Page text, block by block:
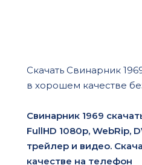
Скачать Свинарник
в хорошем качестве
Свинарник 1969
FullHD 1080p, WebRip,
трейлер и видео.
качестве на телефон